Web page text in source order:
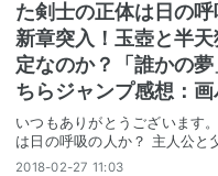
た剣士の正体は日の
新章突入！玉壺と半
定なのか？「誰かの
ちらジャンプ感想：画
いつもありがとうございます
は日の呼吸の人か？ 主人公
2018-02-27 11:03